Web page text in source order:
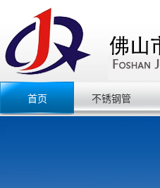
首页 不锈钢管